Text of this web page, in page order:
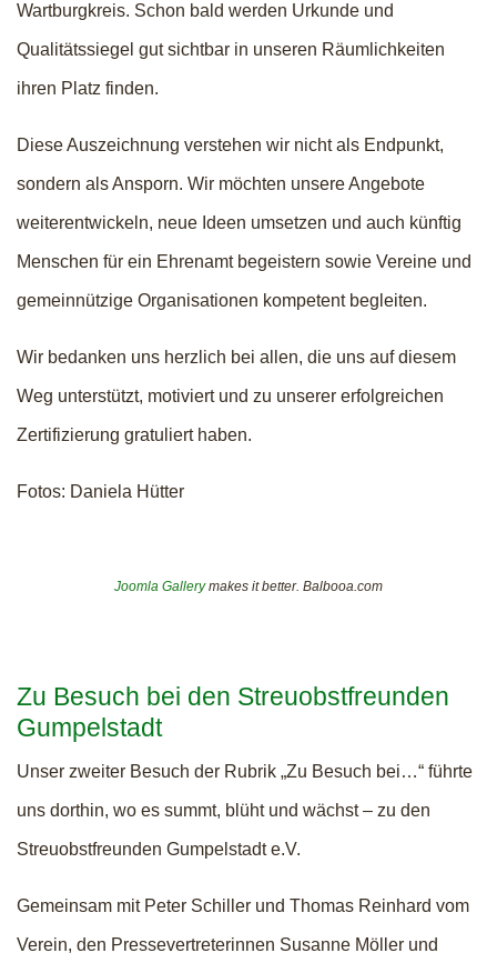
Wartburgkreis. Schon bald werden Urkunde und
Qualitätssiegel gut sichtbar in unseren Räumlichkeiten
ihren Platz finden.
Diese Auszeichnung verstehen wir nicht als Endpunkt,
sondern als Ansporn. Wir möchten unsere Angebote
weiterentwickeln, neue Ideen umsetzen und auch künftig
Menschen für ein Ehrenamt begeistern sowie Vereine und
gemeinnützige Organisationen kompetent begleiten.
Wir bedanken uns herzlich bei allen, die uns auf diesem
Weg unterstützt, motiviert und zu unserer erfolgreichen
Zertifizierung gratuliert haben.
Fotos: Daniela Hütter
Joomla Gallerymakes it better. Balbooa.com
Zu Besuch bei den Streuobstfreunden
Gumpelstadt
Unser zweiter Besuch der Rubrik „Zu Besuch bei…“ führte
uns dorthin, wo es summt, blüht und wächst – zu den
Streuobstfreunden Gumpelstadt e.V.
Gemeinsam mit Peter Schiller und Thomas Reinhard vom
Verein, den Pressevertreterinnen Susanne Möller und